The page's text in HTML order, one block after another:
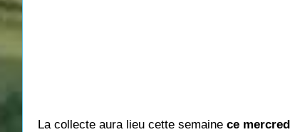
La collecte aura lieu cette semaine ce